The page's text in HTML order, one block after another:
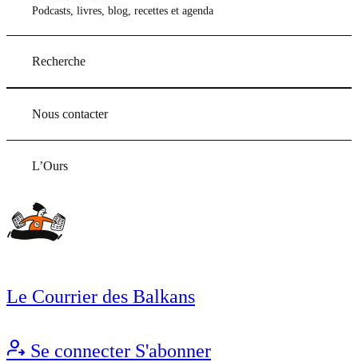
Podcasts, livres, blog, recettes et agenda
Recherche
Nous contacter
L’Ours
Le Courrier des Balkans
Se connecter S'abonner